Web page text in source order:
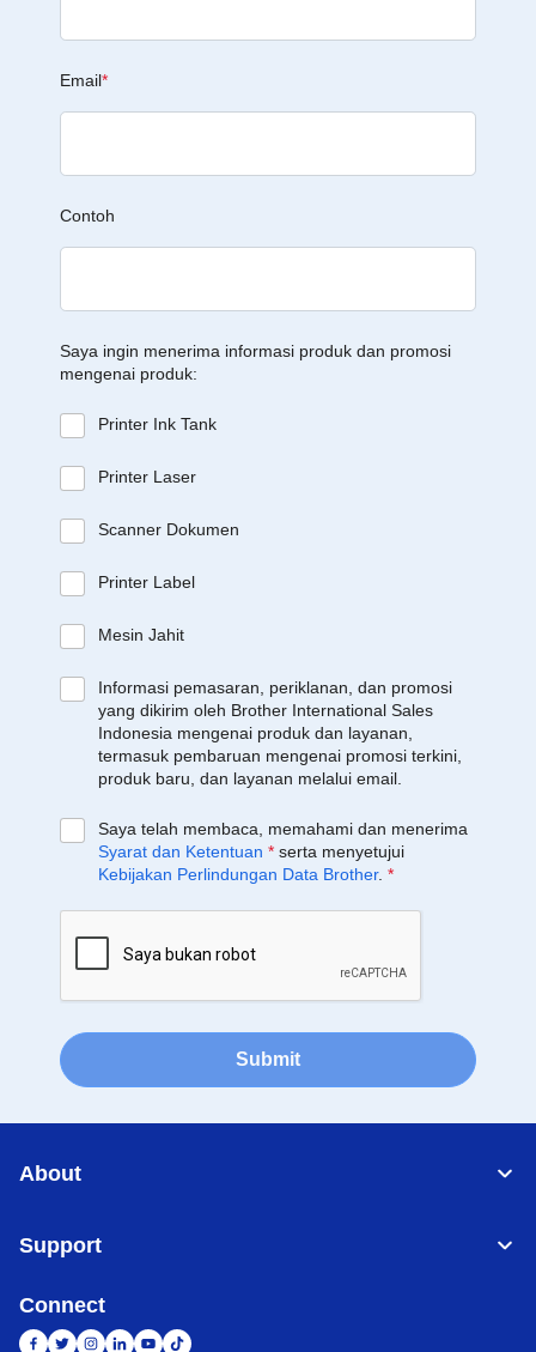
Email*
Contoh
Saya ingin menerima informasi produk dan promosi
mengenai produk:
Printer Ink Tank
Printer Laser
Scanner Dokumen
Printer Label
Mesin Jahit
Informasi pemasaran, periklanan, dan promosi
yang dikirim oleh Brother International Sales
Indonesia mengenai produk dan layanan,
termasuk pembaruan mengenai promosi terkini,
produk baru, dan layanan melalui email.
Saya telah membaca, memahami dan menerima
Syarat dan Ketentuan * serta menyetujui
Kebijakan Perlindungan Data Brother. *
Submit
About
Support
Connect